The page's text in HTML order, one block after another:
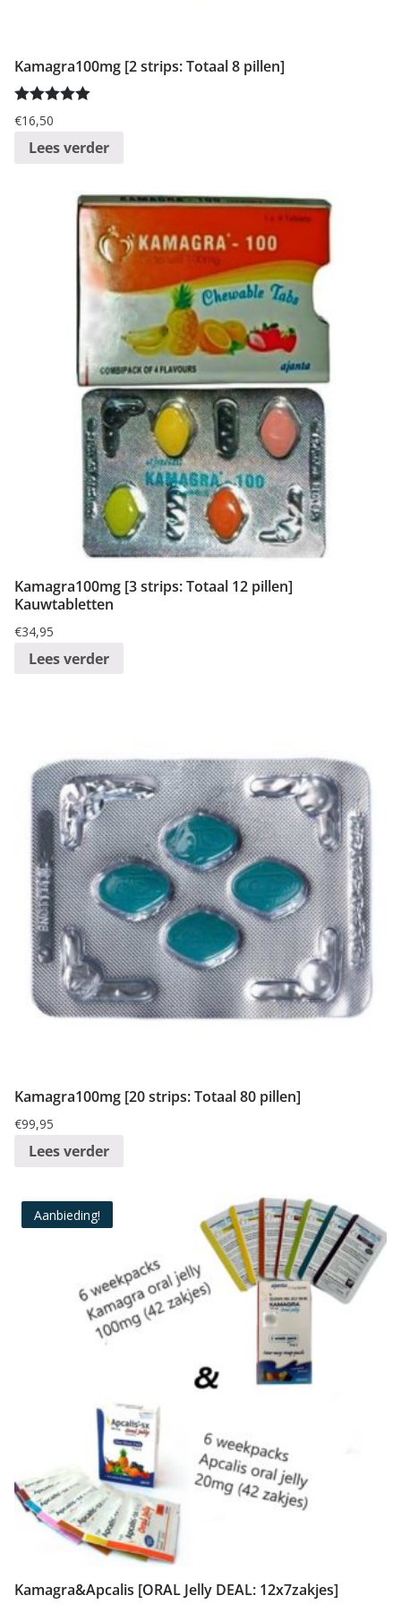
a
a
r
h
o
o
g
Kamagra100mg [2 strips: Totaal 8 pillen]
Gewaardeer
€16,50
Lees verder
Kamagra100mg [3 strips: Totaal 12 pillen]
Kauwtabletten
€34,95
Lees verder
Kamagra100mg [20 strips: Totaal 80 pillen]
€99,95
Lees verder
Aanbieding!
Kamagra&Apcalis [ORAL Jelly DEAL: 12x7zakjes]